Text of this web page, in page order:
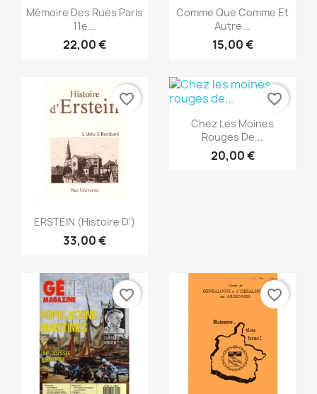
Vorschau
Mémoire Des Rues Paris
11e...
22,00 €
Vorschau
Comme Que Comme Et
Autre...
15,00 €
Vorschau
ERSTEIN (Histoire D')
33,00 €
favorite_border
Vorschau
Chez Les Moines
Rouges De...
20,00 €
favorite_border
favorite_border favorite_border